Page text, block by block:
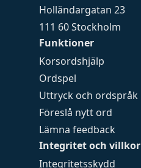
Funktioner
Korsordshjälp
Ordspel
Uttryck och ordspråk
Föreslå nytt ord
Lämna feedback
Integritet och villkor
Integritetsskydd
Holländargatan 23
111 60 Stockholm